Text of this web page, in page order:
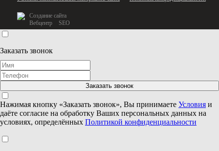
Создание сайта
Вебцентр
SEO
Заказать звонок
Нажимая кнопку «Заказать звонок», Вы принимаете Условия и
даёте согласие на обработку Ваших персональных данных на
условиях, определённых Политикой конфиденциальности